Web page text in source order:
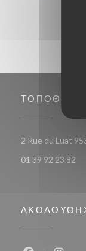
ΤΟΠΟΘΕΣΊΑ
2 Rue du Luat
01 39 92 23 82